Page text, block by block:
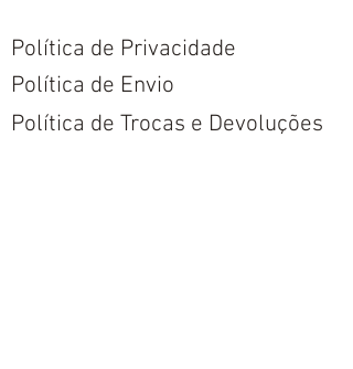
Política de Privacidade
Política de Envio
Política de Trocas e Devoluções